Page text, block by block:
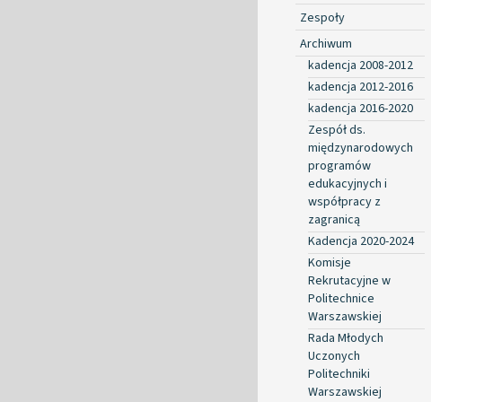
Zespoły
Archiwum
kadencja 2008-2012
kadencja 2012-2016
kadencja 2016-2020
Zespół ds.
międzynarodowych
programów
edukacyjnych i
współpracy z
zagranicą
Kadencja 2020-2024
Komisje
Rekrutacyjne w
Politechnice
Warszawskiej
Rada Młodych
Uczonych
Politechniki
Warszawskiej